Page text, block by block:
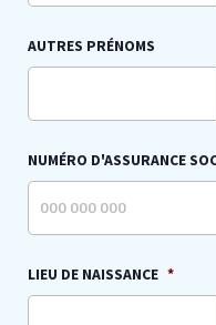
AUTRES PRÉNOMS
NUMÉRO D'ASSURANCE
LIEU DE NAISSANCE *